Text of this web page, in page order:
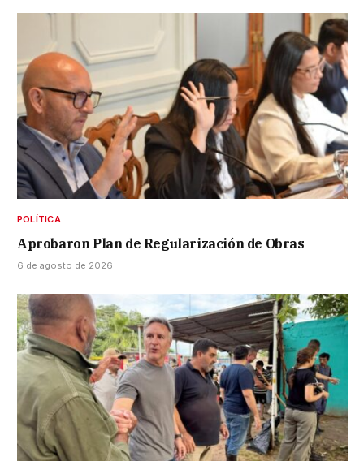
POLÍTICA
Aprobaron Plan de Regularización de Obras
6 de agosto de 2026